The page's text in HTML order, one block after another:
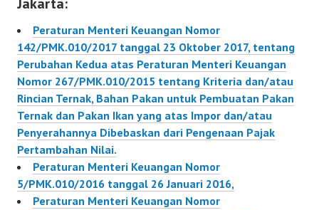
Barang dan
Pembebanan Tarif Bea
Masuk atas Barang
Impor.
213/PMK.010/2017
Peraturan Menteri Keuangan Nomor
142/PMK.010/2017 tanggal 23 Oktober 2017, tentang
Perubahan Kedua atas Peraturan Menteri Keuangan
Nomor 267/PMK.010/2015 tentang Kriteria dan/atau
Rincian Ternak, Bahan Pakan untuk Pembuatan Pakan
Ternak dan Pakan Ikan yang atas Impor dan/atau
Penyerahannya Dibebaskan dari Pengenaan Pajak
Pertambahan Nilai.
Peraturan Menteri Keuangan Nomor
5/PMK.010/2016 tanggal 26 Januari 2016,
Peraturan Menteri Keuangan Nomor